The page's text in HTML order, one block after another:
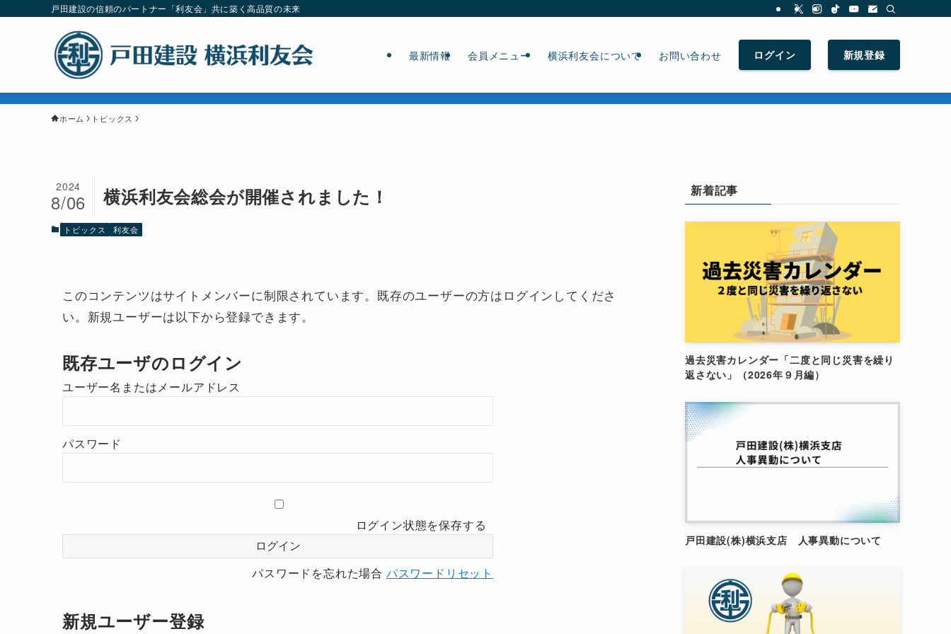
戸田建設の信頼のパートナー「利友会」共に築く高品質の未来
最新情報 会員メニュー 横浜利友会について お問い合わせ ログイン 新規登録
ホーム トピックス
横浜利友会総会が開催されました！
2024
8/06
トピックス 利友会
このコンテンツはサイトメンバーに制限されています。既存のユーザーの方はログインしてくださ
い。新規ユーザーは以下から登録できます。
既存ユーザのログイン
ユーザー名またはメールアドレス
パスワード
ログイン状態を保存する
パスワードを忘れた場合 パスワードリセット
新規ユーザー登録
新着記事
過去災害カレンダー「二度と同じ災害を繰り
返さない」（2026年９月編）
戸田建設(株)横浜支店 人事異動について